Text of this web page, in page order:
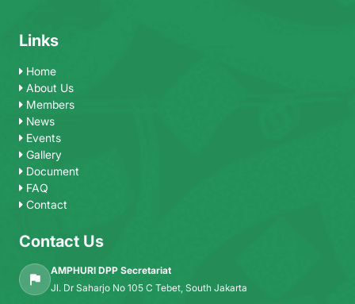
Links
Home
About Us
Members
News
Events
Gallery
Document
FAQ
Contact
Contact Us
AMPHURI DPP Secretariat
Jl. Dr Saharjo No 105 C Tebet, South Jakarta